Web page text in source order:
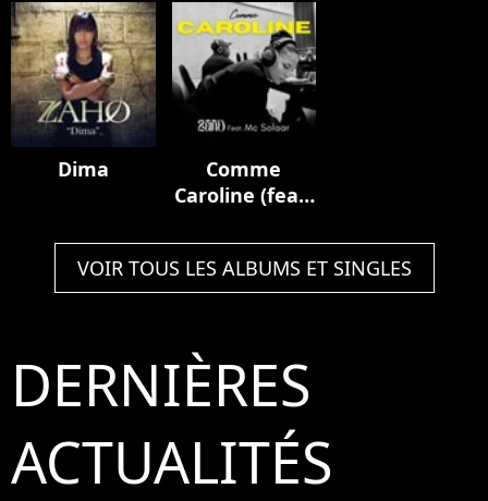
Dima
Comme
Caroline (feat.
VOIR TOUS LES ALBUMS ET SINGLES
DERNIÈRES
ACTUALITÉS